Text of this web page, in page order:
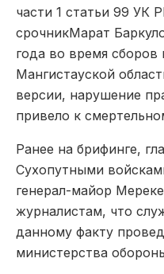
части 1 статьи 99 УК
срочникМарат
года во время сборов
Мангистауской
версии, нарушение
привело к
Ранее на брифинге,
Сухопутными
генерал-майор
журналистам, что
данному факту
министерства